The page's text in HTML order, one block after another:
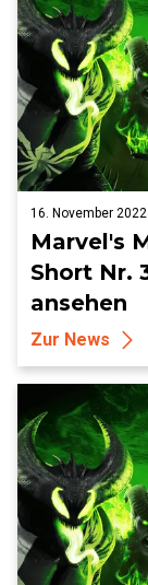
16. November 2022
Marvel's
Short Nr.
ansehen
Zur News